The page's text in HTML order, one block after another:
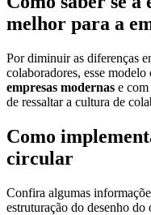
melhor para a
Por diminuir as diferenças
colaboradores, esse
empresas modernas e com
de ressaltar a cultura de
Como
circular
Confira algumas
estruturação do desenho